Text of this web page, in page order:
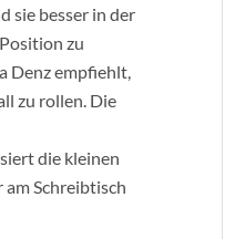
sie besser in der
zu
Denz empfiehlt,
zu rollen. Die
die kleinen
am Schreibtisch